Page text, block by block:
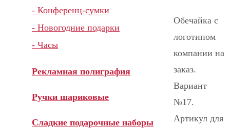
Обечайка с
логотипом
компании на
заказ.
Вариант
№17.
Артикул для
- Конференц-сумки
- Новогодние подарки
- Часы
Рекламная полиграфия
Ручки шариковые
Сладкие подарочные наборы